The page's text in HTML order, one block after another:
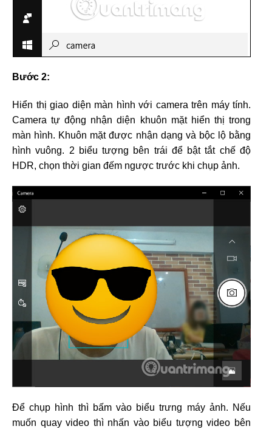
Bước 2:
Hiển thị giao diện màn hình với camera trên máy tính.
Camera tự động nhận diện khuôn mặt hiển thị trong
màn hình. Khuôn mặt được nhận dạng và bộc lộ bằng
hình vuông. 2 biểu tượng bên trái để bật tắt chế độ
HDR, chọn thời gian đếm ngược trước khi chụp ảnh.
Để chụp hình thì bấm vào biểu trưng máy ảnh. Nếu
muốn quay video thì nhấn vào biểu tượng video bên